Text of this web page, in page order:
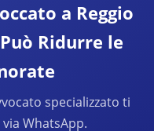
a Reggio
Ridurre le
specializzato ti
WhatsApp.